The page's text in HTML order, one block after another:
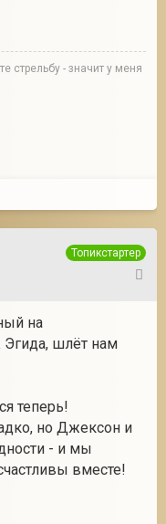
стрельбу - значит у меня
Топикстартер
на
Эгида, шлёт нам
теперь!
но Джексон и
- и мы
вместе!